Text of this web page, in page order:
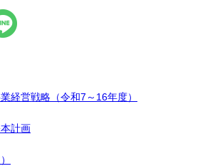
経営戦略（令和7～16年度）
計画